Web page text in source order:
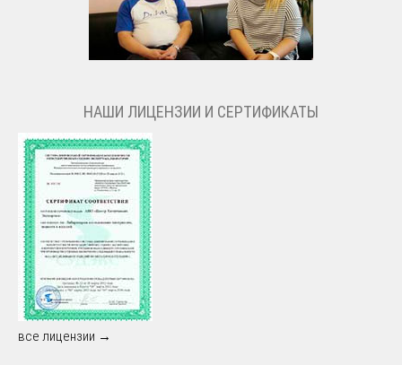
НАШИ ЛИЦЕНЗИИ И СЕРТИФИКАТЫ
все лицензии →